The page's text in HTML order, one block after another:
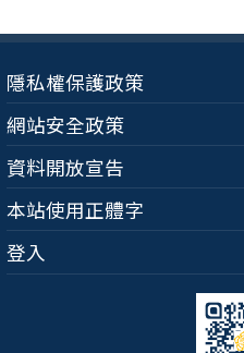
隱私權保護政策
網站安全政策
資料開放宣告
本站使用正體字
登入